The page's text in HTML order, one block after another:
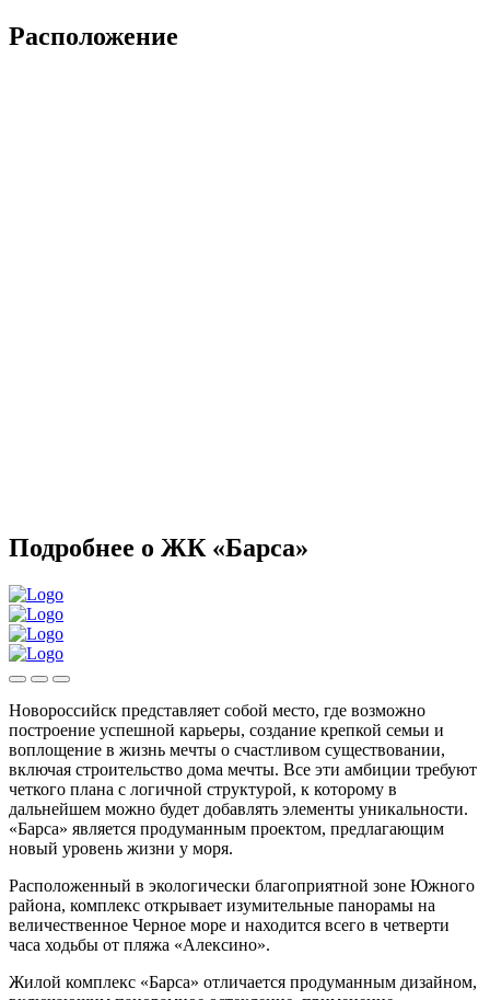
Расположение
Подробнее о ЖК «Барса»
Новороссийск представляет собой место, где возможно
построение успешной карьеры, создание крепкой семьи и
воплощение в жизнь мечты о счастливом существовании,
включая строительство дома мечты. Все эти амбиции требуют
четкого плана с логичной структурой, к которому в
дальнейшем можно будет добавлять элементы уникальности.
«Барса» является продуманным проектом, предлагающим
новый уровень жизни у моря.
Расположенный в экологически благоприятной зоне Южного
района, комплекс открывает изумительные панорамы на
величественное Черное море и находится всего в четверти
часа ходьбы от пляжа «Алексино».
Жилой комплекс «Барса» отличается продуманным дизайном,